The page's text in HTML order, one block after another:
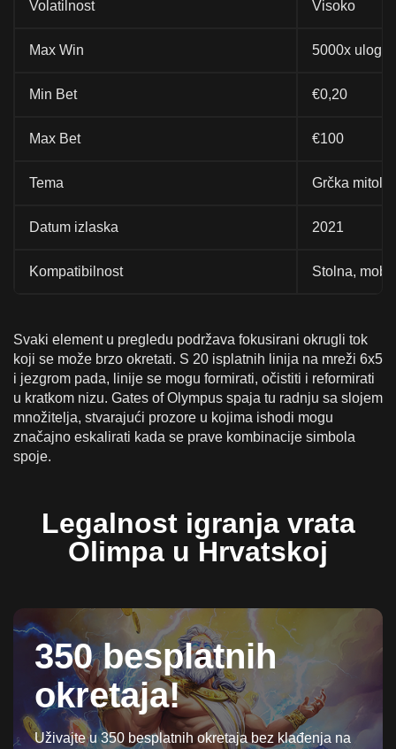
Volatilnost Visoko
Max Win 5000x ulog
Min Bet €0,20
Max Bet €100
Tema Grčka
Datum izlaska 2021
Kompatibilnost Stolna,
Svaki element u pregledu podržava fokusirani okrugli tok
koji se može brzo okretati. S 20 isplatnih linija na mreži 6x5
i jezgrom pada, linije se mogu formirati, očistiti i reformirati
u kratkom nizu. Gates of Olympus spaja tu radnju sa slojem
množitelja, stvarajući prozore u kojima ishodi mogu
značajno eskalirati kada se prave kombinacije simbola
spoje.
Legalnost igranja vrata
Olimpa u Hrvatskoj
350 besplatnih
okretaja!
Uživajte u 350 besplatnih okretaja bez klađenja na